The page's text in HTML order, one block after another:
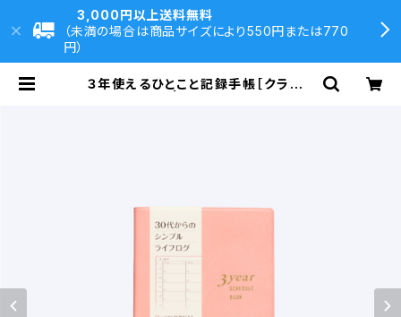
3,000円以上送料無料
（未満の場合は商品サイズにより550円または770
円）
３年使えるひとこと記録手帳［クラシッ